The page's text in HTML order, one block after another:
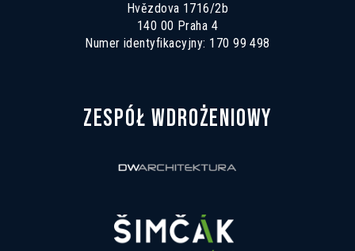
ZESPÓŁ WDROŻENIOWY
Hvězdova 1716/2b
140 00 Praha 4
Numer identyfikacyjny: 170 99 498